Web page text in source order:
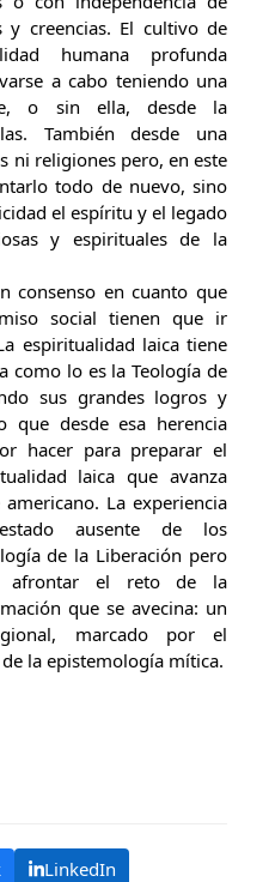
y creencias. El cultivo de
humana profunda
a cabo teniendo una
o sin ella, desde la
También desde una
ni religiones pero, en este
todo de nuevo, sino
el espíritu y el legado
y espirituales de la
consenso en cuanto que
social tienen que ir
espiritualidad laica tiene
como lo es la Teología de
sus grandes logros y
que desde esa herencia
hacer para preparar el
laica que avanza
La experiencia
ausente de los
de la Liberación pero
afrontar el reto de la
que se avecina: un
marcado por el
la epistemología mítica.
LinkedIn